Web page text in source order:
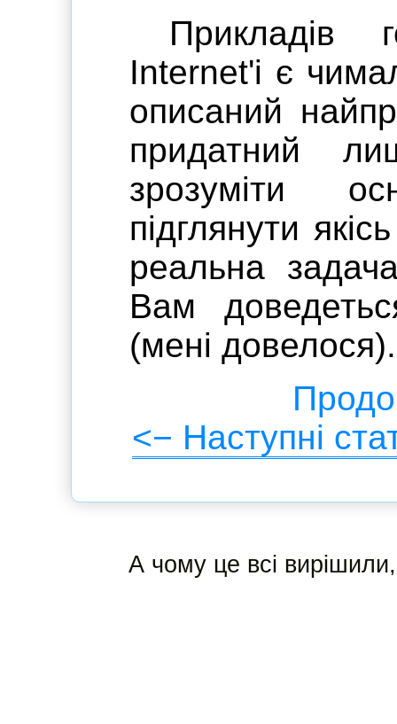
Прикладів
Internet'i є
описаний
придатний
зрозуміти
підглянути
реальна
Вам
(мені довелося).
<− Наступні
А чому це всі